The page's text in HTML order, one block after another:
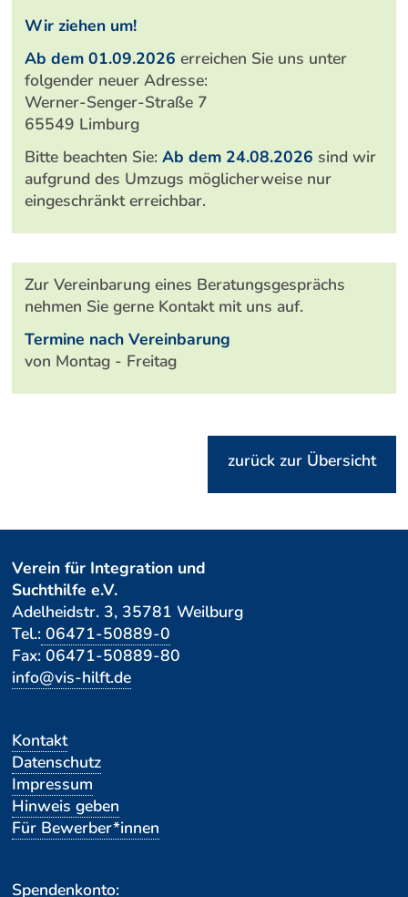
Wir ziehen um!
Ab dem 01.09.2026erreichen Sie uns unter
folgender neuer Adresse:
Werner-Senger-Straße 7
65549 Limburg
Bitte beachten Sie:Ab dem 24.08.2026 sind wir
aufgrund des Umzugs möglicherweise nur
eingeschränkt erreichbar.
Zur Vereinbarung eines Beratungsgesprächs
nehmen Sie gerne Kontakt mit uns auf.
Termine nach Vereinbarung
von Montag - Freitag
zurück zur Übersicht
Verein für Integration und
Suchthilfe e.V.
Adelheidstr. 3, 35781 Weilburg
Tel.: 06471-50889-0
Fax: 06471-50889-80
info@vis-hilft.de
Navigation
überspringen
Kontakt
Datenschutz
Impressum
Hinweis geben
Für Bewerber*innen
Spendenkonto: